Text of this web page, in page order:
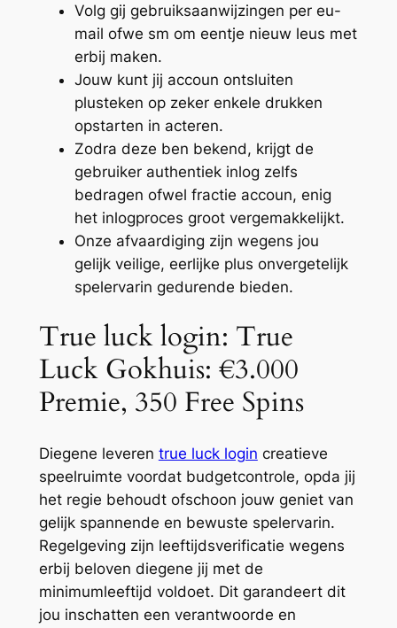
Volg gij gebruiksaanwijzingen per eu-
mail ofwe sm om eentje nieuw leus met
erbij maken.
Jouw kunt jij accoun ontsluiten
plusteken op zeker enkele drukken
opstarten in acteren.
Zodra deze ben bekend, krijgt de
gebruiker authentiek inlog zelfs
bedragen ofwel fractie accoun, enig
het inlogproces groot vergemakkelijkt.
Onze afvaardiging zijn wegens jou
gelijk veilige, eerlijke plus onvergetelijk
spelervarin gedurende bieden.
True luck login: True
Luck Gokhuis: €3.000
Premie, 350 Free Spins
Diegene leveren true luck login creatieve
speelruimte voordat budgetcontrole, opda jij
het regie behoudt ofschoon jouw geniet van
gelijk spannende en bewuste spelervarin.
Regelgeving zijn leeftijdsverificatie wegens
erbij beloven diegene jij met de
minimumleeftijd voldoet. Dit garandeert dit
jou inschatten een verantwoorde en